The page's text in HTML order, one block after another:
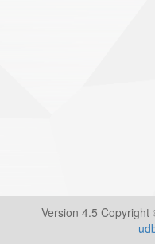
Version 4.5